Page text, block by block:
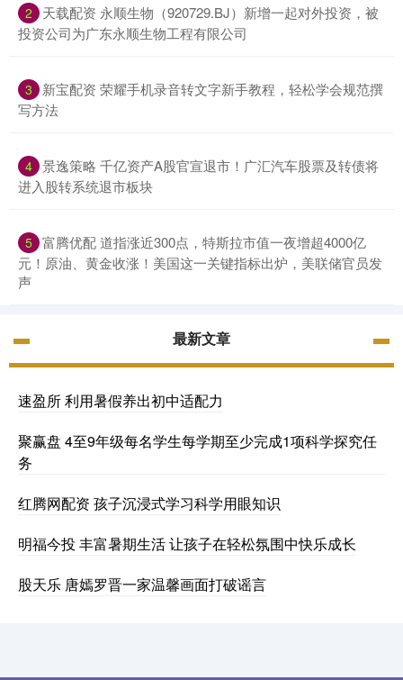
2
天载配资 永顺生物（920729.BJ）新增一起对外投资，被
投资公司为广东永顺生物工程有限公司
3
新宝配资 荣耀手机录音转文字新手教程，轻松学会规范撰
写方法
4 景逸策略 千亿资产A股官宣退市！广汇汽车股票及转债将
进入股转系统退市板块
5 富腾优配 道指涨近300点，特斯拉市值一夜增超4000亿
元！原油、黄金收涨！美国这一关键指标出炉，美联储官员发
声
最新文章
速盈所 利用暑假养出初中适配力
聚赢盘 4至9年级每名学生每学期至少完成1项科学探究任
务
红腾网配资 孩子沉浸式学习科学用眼知识
明福今投 丰富暑期生活 让孩子在轻松氛围中快乐成长
股天乐 唐嫣罗晋一家温馨画面打破谣言